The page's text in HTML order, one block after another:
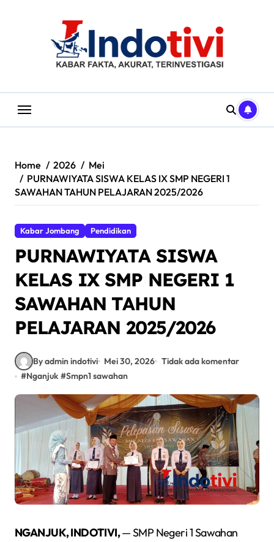
Home 2026
Mei
PURNAWIYATA SISWA KELAS IX SMP NEGERI 1
SAWAHAN TAHUN PELAJARAN 2025/2026
Kabar Jombang Pendidikan
PURNAWIYATA SISWA
KELAS IX SMP NEGERI 1
SAWAHAN TAHUN
PELAJARAN 2025/2026
By admin indotivi Mei 30, 2026 Tidak ada komentar
#Nganjuk #Smpn1 sawahan
NGANJUK, INDOTIVI,— SMP Negeri 1 Sawahan